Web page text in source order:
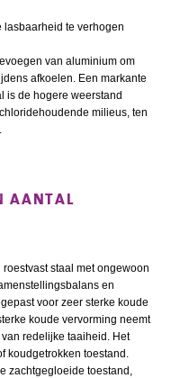
lasbaarheid te verhogen
van aluminium om
afkoelen. Een markante
is de hogere weerstand
milieus, ten
AANTAL
staal met ongewoon
en
voor zeer sterke koude
koude vervorming neemt
redelijke taaiheid. Het
koudgetrokken toestand.
zachtgegloeide toestand,